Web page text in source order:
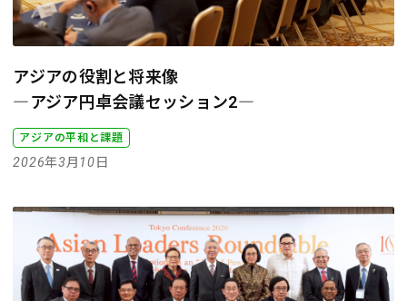
アジアの役割と将来像
―アジア円卓会議セッション2―
アジアの平和と課題
2026年3月10日